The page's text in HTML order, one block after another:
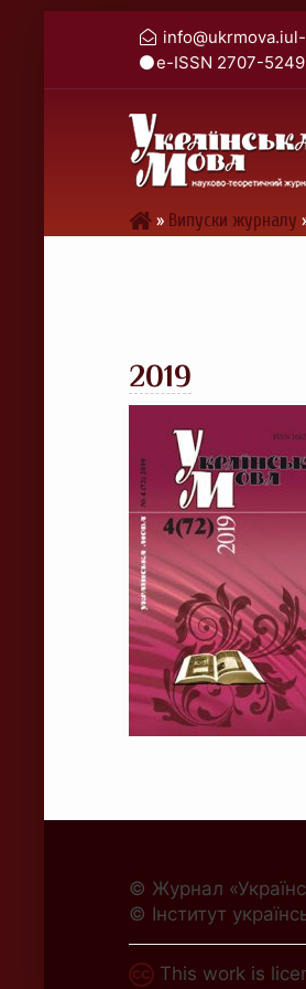
e-ISSN 2707-5249
» Випуски журналу
2019
© Журнал
© Інститут
This work is